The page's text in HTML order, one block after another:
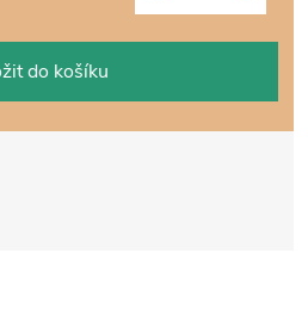
do košíku